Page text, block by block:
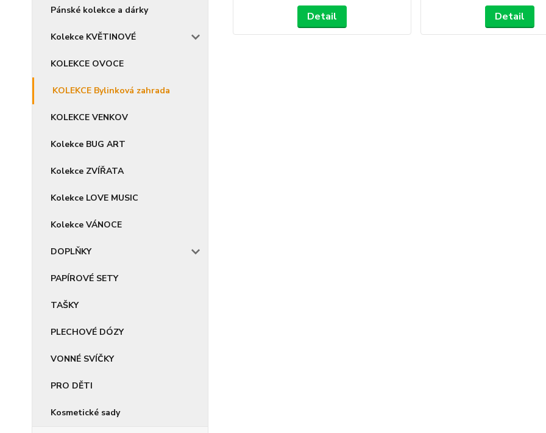
Pánské kolekce a dárky
Kolekce KVĚTINOVÉ
KOLEKCE OVOCE
KOLEKCE Bylinková zahrada
KOLEKCE VENKOV
Kolekce BUG ART
Kolekce ZVÍŘATA
Kolekce LOVE MUSIC
Kolekce VÁNOCE
DOPLŇKY
PAPÍROVÉ SETY
TAŠKY
PLECHOVÉ DÓZY
VONNÉ SVÍČKY
PRO DĚTI
Kosmetické sady
Detail Detail